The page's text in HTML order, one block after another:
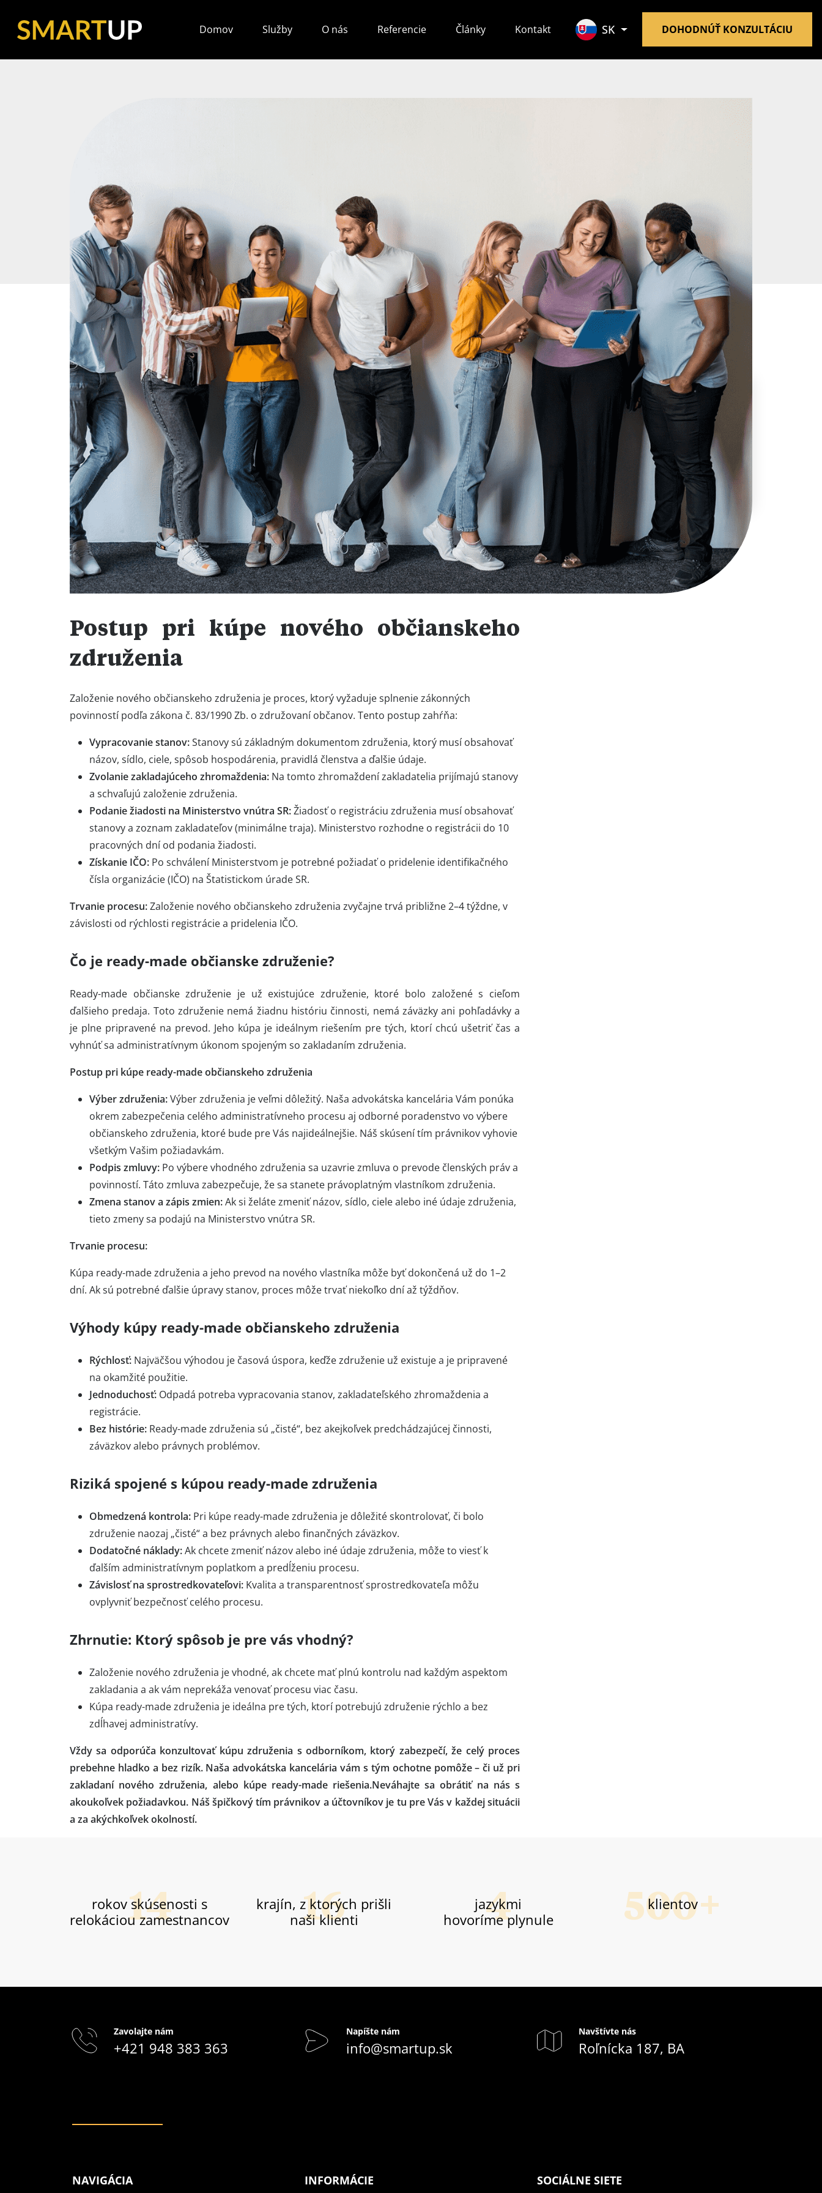
Domov Služby O nás Referencie Články Kontakt SK DOHODNÚŤ KONZULTÁCIU
Občianske združenie: Postup
pri kúpe nového združenia
vs. ready-made združenia
Občianske združenia (OZ) patria medzi populárne právne formy na organizovanie aktivít s
rôznorodými cieľmi – od charitatívnych projektov, kultúrnych a športových podujatí, až po
odborné a vzdelávacie aktivity. Pri zakladaní alebo kúpe občianskeho združenia máte dve
možnosti: založenie nového združenia alebo kúpa už existujúceho tzv. ready-made združenia.
Aký je medzi nimi rozdiel? Aké sú výhody, nevýhody a postupy?
Postup pri kúpe nového občianskeho
združenia
Založenie nového občianskeho združenia je proces, ktorý vyžaduje splnenie zákonných
povinností podľa zákona č. 83/1990 Zb. o združovaní občanov. Tento postup zahŕňa:
Vypracovanie stanov:Stanovy sú základným dokumentom združenia, ktorý musí obsahovať
názov, sídlo, ciele, spôsob hospodárenia, pravidlá členstva a ďalšie údaje.
Zvolanie zakladajúceho zhromaždenia: Na tomto zhromaždení zakladatelia prijímajú stanovy
a schvaľujú založenie združenia.
Podanie žiadosti na Ministerstvo vnútra SR:Žiadosť o registráciu združenia musí obsahovať
stanovy a zoznam zakladateľov (minimálne traja). Ministerstvo rozhodne o registrácii do 10
pracovných dní od podania žiadosti.
Získanie IČO: Po schválení Ministerstvom je potrebné požiadať o pridelenie identifikačného
čísla organizácie (IČO) na Štatistickom úrade SR.
Trvanie procesu:Založenie nového občianskeho združenia zvyčajne trvá približne 2–4 týždne, v
závislosti od rýchlosti registrácie a pridelenia IČO.
Čo je ready-made občianske združenie?
Ready-made občianske združenie je už existujúce združenie, ktoré bolo založené s cieľom
ďalšieho predaja. Toto združenie nemá žiadnu históriu činnosti, nemá záväzky ani pohľadávky a
je plne pripravené na prevod. Jeho kúpa je ideálnym riešením pre tých, ktorí chcú ušetriť čas a
vyhnúť sa administratívnym úkonom spojeným so zakladaním združenia.
Postup pri kúpe ready-made občianskeho združenia
Výber združenia:Výber združenia je veľmi dôležitý. Naša advokátska kancelária Vám ponúka
okrem zabezpečenia celého administratívneho procesu aj odborné poradenstvo vo výbere
občianskeho združenia, ktoré bude pre Vás najideálnejšie. Náš skúsení tím právnikov vyhovie
všetkým Vašim požiadavkám.
Podpis zmluvy: Po výbere vhodného združenia sa uzavrie zmluva o prevode členských práv a
povinností. Táto zmluva zabezpečuje, že sa stanete právoplatným vlastníkom združenia.
Zmena stanov a zápis zmien:Ak si želáte zmeniť názov, sídlo, ciele alebo iné údaje združenia,
tieto zmeny sa podajú na Ministerstvo vnútra SR.
Trvanie procesu:
Kúpa ready-made združenia a jeho prevod na nového vlastníka môže byť dokončená už do 1–2
dní. Ak sú potrebné ďalšie úpravy stanov, proces môže trvať niekoľko dní až týždňov.
Výhody kúpy ready-made občianskeho združenia
Rýchlosť: Najväčšou výhodou je časová úspora, keďže združenie už existuje a je pripravené
na okamžité použitie.
Jednoduchosť: Odpadá potreba vypracovania stanov, zakladateľského zhromaždenia a
registrácie.
Bez histórie: Ready-made združenia sú „čisté“, bez akejkoľvek predchádzajúcej činnosti,
záväzkov alebo právnych problémov.
Riziká spojené s kúpou ready-made združenia
Obmedzená kontrola: Pri kúpe ready-made združenia je dôležité skontrolovať, či bolo
združenie naozaj „čisté“ a bez právnych alebo finančných záväzkov.
Dodatočné náklady:Ak chcete zmeniť názov alebo iné údaje združenia, môže to viesť k
ďalším administratívnym poplatkom a predĺženiu procesu.
Závislosť na sprostredkovateľovi: Kvalita a transparentnosť sprostredkovateľa môžu
ovplyvniť bezpečnosť celého procesu.
Zhrnutie: Ktorý spôsob je pre vás vhodný?
Založenie nového združenia je vhodné, ak chcete mať plnú kontrolu nad každým aspektom
zakladania a ak vám neprekáža venovať procesu viac času.
Kúpa ready-made združenia je ideálna pre tých, ktorí potrebujú združenie rýchlo a bez
zdĺhavej administratívy.
Vždy sa odporúča konzultovať kúpu združenia s odborníkom, ktorý zabezpečí, že celý proces
prebehne hladko a bez rizík. Naša advokátska kancelária vám s tým ochotne pomôže – či už pri
zakladaní nového združenia, alebo kúpe ready-made riešenia.Neváhajte sa obrátiť na nás s
akoukoľvek požiadavkou. Náš špičkový tím právnikov a účtovníkov je tu pre Vás v každej situácii
a za akýchkoľvek okolností.
Máte záujem alebo otázku?
+421 948 383 363
info@smartup.sk
rokov skúsenosti s
relokáciou zamestnancov
krajín, z ktorých prišli
naši klienti
jazykmi
hovoríme plynule
klientov
Zavolajte nám
+421 948 383 363
Napíšte nám
info@smartup.sk
Navštívte nás
Roľnícka 187, BA
NAVIGÁCIA INFORMÁCIE SOCIÁLNE SIETE